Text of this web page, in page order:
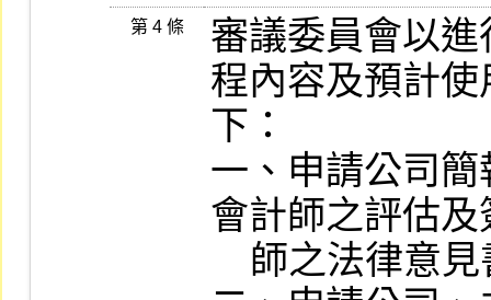
第 4 條
審議委員會以
程內容及預計
下：
一、申請公司
會計師之評估